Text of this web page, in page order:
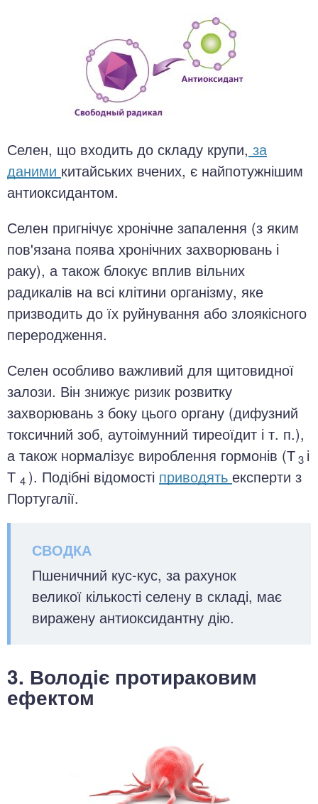
Селен, що входить до складу крупи, за
даними китайських вчених, є найпотужнішим
антиоксидантом.
Селен пригнічує хронічне запалення (з яким
пов'язана поява хронічних захворювань і
раку), а також блокує вплив вільних
радикалів на всі клітини організму, яке
призводить до їх руйнування або злоякісного
переродження.
Селен особливо важливий для щитовидної
залози. Він знижує ризик розвитку
захворювань з боку цього органу (дифузний
токсичний зоб, аутоімунний тиреоїдит і т. п.),
а також нормалізує вироблення гормонів (Т3 і
Т 4 ). Подібні відомості приводять експерти з
Португалії.
Пшеничний кус-кус, за рахунок
великої кількості селену в складі, має
виражену антиоксидантну дію.
3. Володіє протираковим
ефектом